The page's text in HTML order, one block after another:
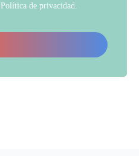
Política de privacidad